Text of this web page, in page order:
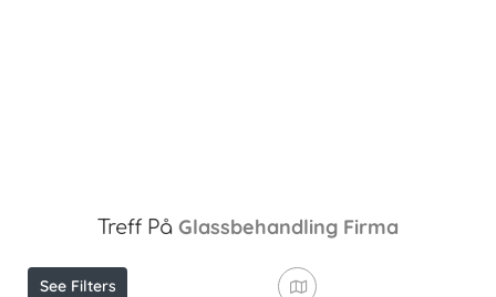
Treff På Glassbehandling Firma
See Filters